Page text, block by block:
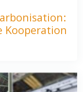
Kooperation